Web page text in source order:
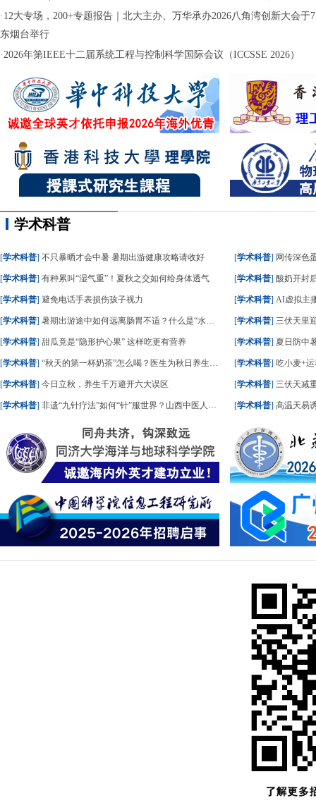
· 12大专场，200+专题报告｜北大主办、万华承办2026八角湾创新大会于
东烟台举行
·2026年第IEEE十二届系统工程与控制科学国际会议（ICCSSE 2026）
学术科普
[学术科普] 不只暴晒才会中暑 暑期出游健康攻略请收好
[学术科普] 有种累叫“湿气重”！夏秋之交如何给身体透气
[学术科普] 避免电话手表损伤孩子视力
[学术科普] 暑期出游途中如何远离肠胃不适？什么是“水土不服”？一文了解
[学术科普] 甜瓜竟是“隐形护心果” 这样吃更有营养
[学术科普] “秋天的第一杯奶茶”怎么喝？医生为秋日养生饮食划重点
[学术科普] 今日立秋，养生千万避开六大误区
[学术科普] 非遗“九针疗法”如何“针”服世界？山西中医人这样答
[学术科普] 网传深色蛋
[学术科普] 酸奶开封
[学术科普] AI虚拟主播
[学术科普] 三伏天里
[学术科普] 夏日防中
[学术科普] 吃小麦+
[学术科普] 三伏天减重
[学术科普] 高温天易